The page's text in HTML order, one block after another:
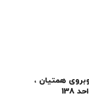
همتیان ،